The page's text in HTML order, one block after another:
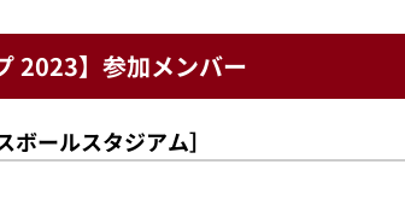
2023】参加メンバー
ールスタジアム］